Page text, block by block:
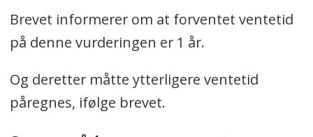
Brevet informerer om at forventet ventetid
på denne vurderingen er 1 år.
Og deretter måtte ytterligere ventetid
påregnes, ifølge brevet.